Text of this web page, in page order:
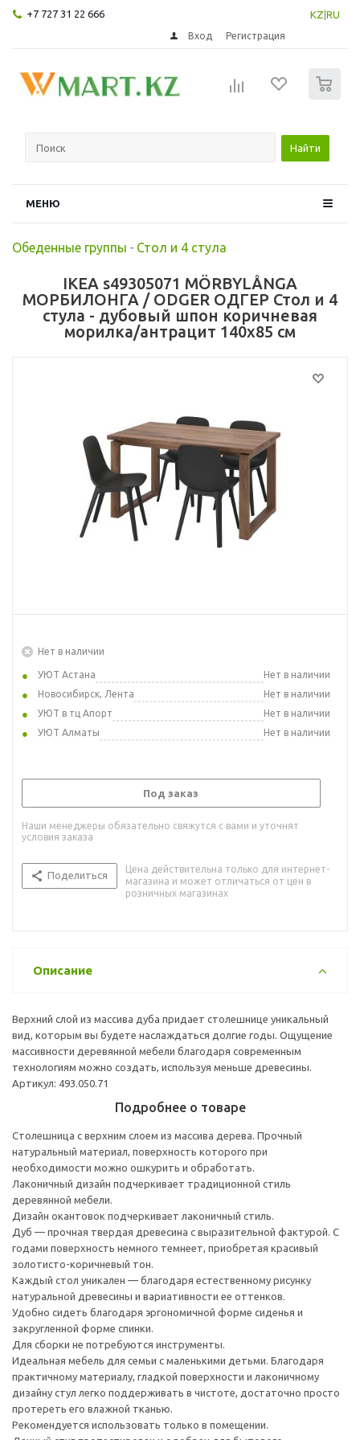
+7 727 31 22 666 KZ RU
Вход Регистрация
Найти
МЕНЮ
Обеденные группы - Стол и 4 стула
IKEA s49305071 MÖRBYLÅNGA
МОРБИЛОНГА / ODGER ОДГЕР Стол и 4
стула - дубовый шпон коричневая
морилка/антрацит 140x85 см
Нет в наличии
УЮТ Астана
Нет в наличии
Новосибирск, Лента
Нет в наличии
УЮТ в тц Апорт
Нет в наличии
УЮТ Алматы
Нет в наличии
Под заказ
Наши менеджеры обязательно свяжутся с вами и уточнят
условия заказа
Поделиться
Цена действительна только для интернет-
магазина и может отличаться от цен в
розничных магазинах
Описание
Верхний слой из массива дуба придает столешнице уникальный
вид, которым вы будете наслаждаться долгие годы. Ощущение
массивности деревянной мебели благодаря современным
технологиям можно создать, используя меньше древесины.
Артикул: 493.050.71
Подробнее о товаре
Столешница с верхним слоем из массива дерева. Прочный
натуральный материал, поверхность которого при
необходимости можно ошкурить и обработать.
Лаконичный дизайн подчеркивает традиционной стиль
деревянной мебели.
Дизайн окантовок подчеркивает лаконичный стиль.
Дуб — прочная твердая древесина с выразительной фактурой. С
годами поверхность немного темнеет, приобретая красивый
золотисто-коричневый тон.
Каждый стол уникален — благодаря естественному рисунку
натуральной древесины и вариативности ее оттенков.
Удобно сидеть благодаря эргономичной форме сиденья и
закругленной форме спинки.
Для сборки не потребуются инструменты.
Идеальная мебель для семьи с маленькими детьми. Благодаря
практичному материалу, гладкой поверхности и лаконичному
дизайну стул легко поддерживать в чистоте, достаточно просто
протереть его влажной тканью.
Рекомендуется использовать только в помещении.